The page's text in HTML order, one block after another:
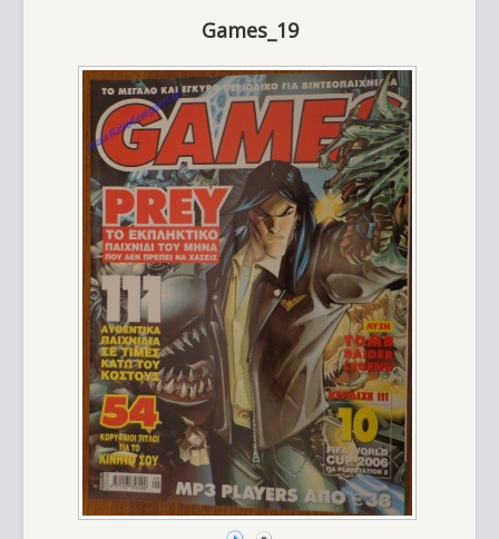
Games_19